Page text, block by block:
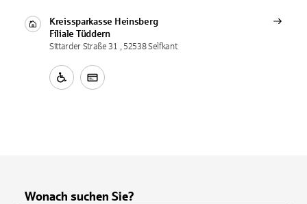
Kreissparkasse Heinsberg
Filiale Tüddern
Sittarder Straße 31 , 52538 Selfkant
Wonach suchen Sie?